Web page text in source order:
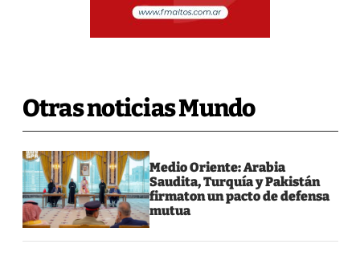
Otras noticias Mundo
Medio Oriente: Arabia
Saudita, Turquía y Pakistán
firmaton un pacto de defensa
mutua